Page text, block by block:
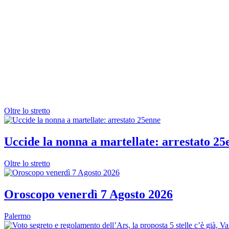
Oltre lo stretto
Uccide la nonna a martellate: arrestato
Oltre lo stretto
Oroscopo venerdì 7 Agosto 2026
Palermo